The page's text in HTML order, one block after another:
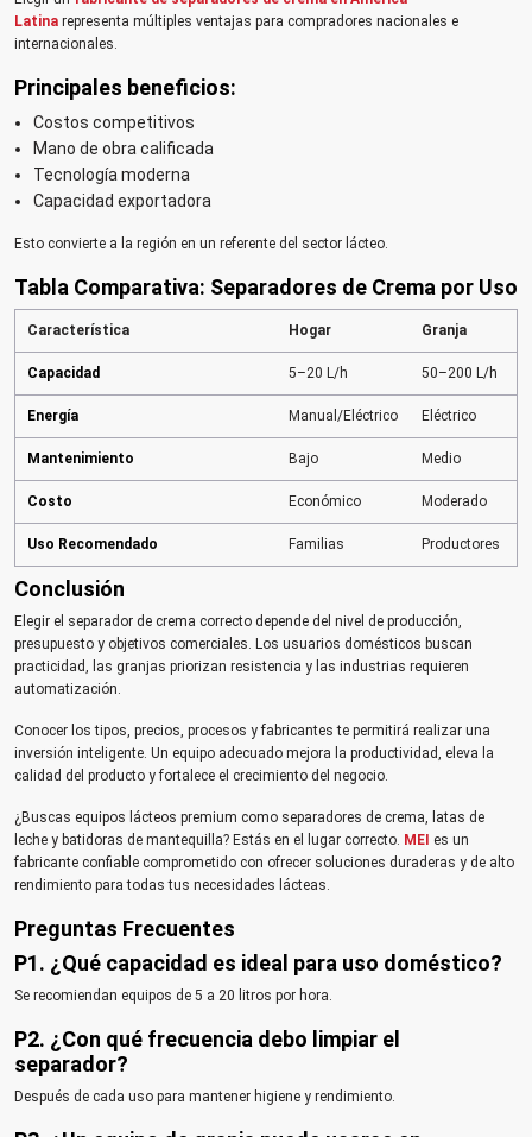
Latina representa múltiples ventajas para compradores nacionales e
internacionales.
Principales beneficios:
Costos competitivos
Mano de obra calificada
Tecnología moderna
Capacidad exportadora
Esto convierte a la región en un referente del sector lácteo.
Tabla Comparativa: Separadores de Crema por Uso
Característica Hogar Granja
Capacidad 5–20 L/h 50–200 L/h
Energía Manual/Eléctrico Eléctrico
Mantenimiento Bajo Medio
Costo Económico Moderado
Uso Recomendado Familias Productores
Conclusión
Elegir el separador de crema correcto depende del nivel de producción,
presupuesto y objetivos comerciales. Los usuarios domésticos buscan
practicidad, las granjas priorizan resistencia y las industrias requieren
automatización.
Conocer los tipos, precios, procesos y fabricantes te permitirá realizar una
inversión inteligente. Un equipo adecuado mejora la productividad, eleva la
calidad del producto y fortalece el crecimiento del negocio.
¿Buscas equipos lácteos premium como separadores de crema, latas de
leche y batidoras de mantequilla? Estás en el lugar correcto. MEI es un
fabricante confiable comprometido con ofrecer soluciones duraderas y de alto
rendimiento para todas tus necesidades lácteas.
Preguntas Frecuentes
P1. ¿Qué capacidad es ideal para uso doméstico?
Se recomiendan equipos de 5 a 20 litros por hora.
P2. ¿Con qué frecuencia debo limpiar el
separador?
Después de cada uso para mantener higiene y rendimiento.